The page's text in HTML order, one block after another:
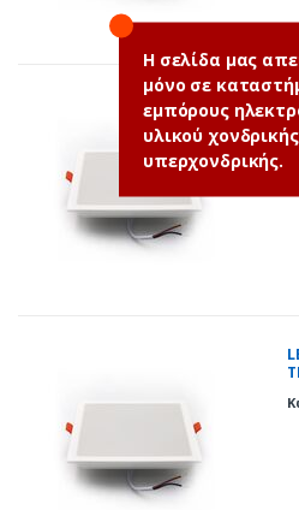
Η σελίδα μας
μόνο σε
εμπόρους
υλικού
υπερχονδρικής.